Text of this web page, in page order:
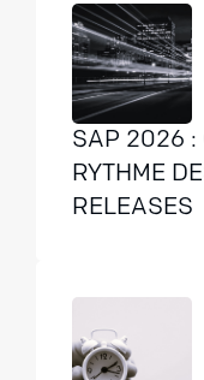
SAP 2026 :
RYTHME
RELEASES